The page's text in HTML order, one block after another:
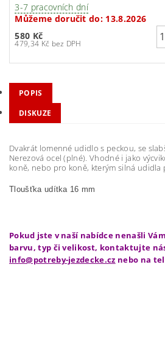
3-7 pracovních dní
Můžeme doručit do: 13.8.2026
580 Kč
479,34 Kč bez DPH
POPIS
DISKUZE
Dvakrát lomenné udidlo s peckou, se
Nerezová ocel (plné). Vhodné i jako
koně, nebo pro koně, kterým silná udidla
Tloušťka udítka 16 mm
Pokud jste v naší nabídce nenašli
barvu, typ či velikost, kontaktujte
info@potreby-jezdecke.cz nebo na